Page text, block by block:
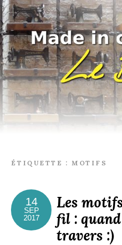
ÉTIQUETTE : MOTIFS
14
SEP
2017
Les
fil :
travers :)